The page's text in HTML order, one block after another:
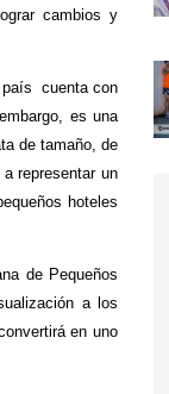
cambios y
país cuenta con
es una
de tamaño, de
representar un
hoteles
de Pequeños
a los
en uno